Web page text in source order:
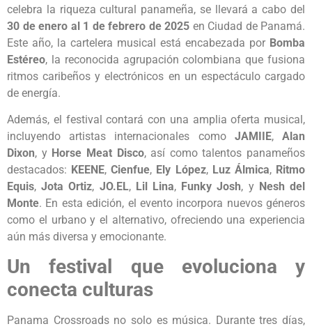
celebra la riqueza cultural panameña, se llevará a cabo del
30 de enero al 1 de febrero de 2025 en Ciudad de Panamá.
Este año, la cartelera musical está encabezada por Bomba
Estéreo, la reconocida agrupación colombiana que fusiona
ritmos caribeños y electrónicos en un espectáculo cargado
de energía.
Además, el festival contará con una amplia oferta musical,
incluyendo artistas internacionales como JAMIIE,Alan
Dixon, y Horse Meat Disco, así como talentos panameños
destacados: KEENE,Cienfue, Ely López, Luz Álmica, Ritmo
Equis,Jota Ortiz, JO.EL, Lil Lina, Funky Josh, y Nesh del
Monte. En esta edición, el evento incorpora nuevos géneros
como el urbano y el alternativo, ofreciendo una experiencia
aún más diversa y emocionante.
Un festival que evoluciona y
conecta culturas
Panama Crossroads no solo es música. Durante tres días,